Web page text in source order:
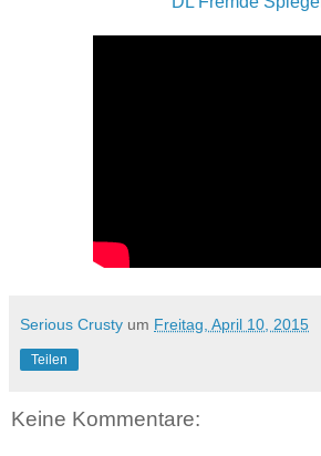
Serious Crusty um Freitag, April 10, 2015
Teilen
Keine Kommentare: